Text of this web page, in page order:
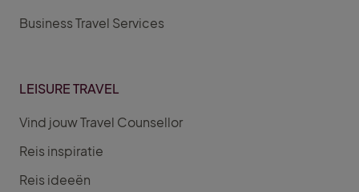
Business Travel Services
LEISURE TRAVEL
Vind jouw Travel Counsellor
Reis inspiratie
Reis ideeën